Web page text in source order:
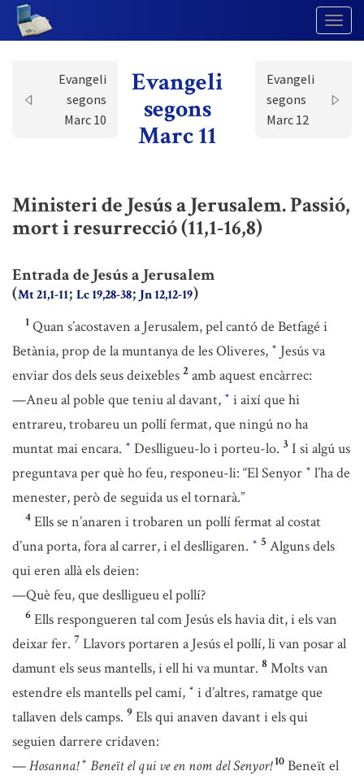
Evangeli
segons
Marc 10
Evangeli
segons
Marc 11
Evangeli
segons
Marc 12
Ministeri de Jesús a Jerusalem. Passió,
mort i resurrecció (11,1-16,8)
Entrada de Jesús a Jerusalem
(Mt 21,1-11; Lc 19,28-38; Jn 12,12-19)
1 Quan s’acostaven a Jerusalem, pel cantó de Betfagé i
Betània, prop de la muntanya de les Oliveres, * Jesús va
enviar dos dels seus deixebles 2 amb aquest encàrrec:
—Aneu al poble que teniu al davant, * i així que hi
entrareu, trobareu un pollí fermat, que ningú no ha
muntat mai encara. * Deslligueu-lo i porteu-lo. 3 I si algú us
preguntava per què ho feu, responeu-li: “El Senyor * l’ha de
menester, però de seguida us el tornarà.”
4 Ells se n’anaren i trobaren un pollí fermat al costat
d’una porta, fora al carrer, i el deslligaren. * 5 Alguns dels
qui eren allà els deien:
—Què feu, que deslligueu el pollí?
6 Ells respongueren tal com Jesús els havia dit, i els van
deixar fer. 7 Llavors portaren a Jesús el pollí, li van posar al
damunt els seus mantells, i ell hi va muntar. 8 Molts van
estendre els mantells pel camí, * i d’altres, ramatge que
tallaven dels camps. 9 Els qui anaven davant i els qui
seguien darrere cridaven:
—Hosanna! * Beneït el qui ve en nom del Senyor! 10 Beneït el